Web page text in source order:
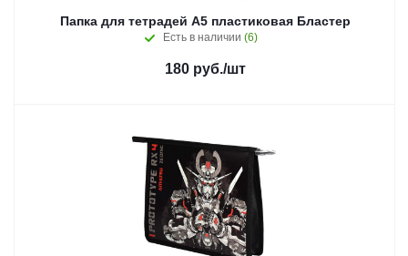
Папка для тетрадей А5 пластиковая Бластер
Есть в наличии (6)
180руб./шт